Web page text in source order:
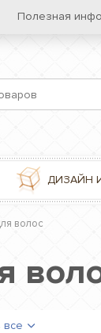
Полезная
ДИЗАЙН
волос
все